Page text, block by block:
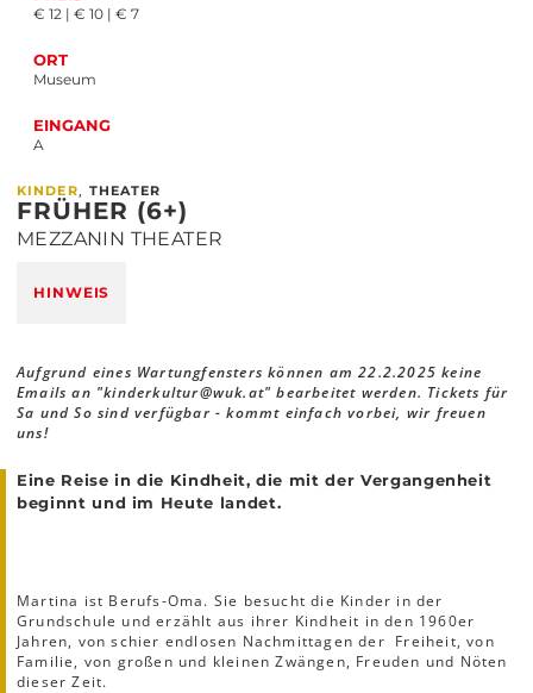
€ 12 | € 10 | € 7
ORT
Museum
EINGANG
A
KINDER, THEATER
FRÜHER (6+)
MEZZANIN THEATER
HINWEIS
Aufgrund eines Wartungfensters können am 22.2.2025 keine
Emails an "kinderkultur@wuk.at" bearbeitet werden. Tickets für
Sa und So sind verfügbar - kommt einfach vorbei, wir freuen
uns!
Eine Reise in die Kindheit, die mit der Vergangenheit
beginnt und im Heute landet.
Martina ist Berufs-Oma. Sie besucht die Kinder in der
Grundschule und erzählt aus ihrer Kindheit in den 1960er
Jahren, von schier endlosen Nachmittagen der Freiheit, von
Familie, von großen und kleinen Zwängen, Freuden und Nöten
dieser Zeit.